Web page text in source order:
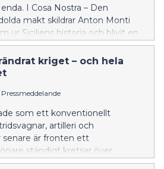
I Cosa Nostra – Den
makt skildrar Anton Monti
ur Siciliens historia och blivit en
band till politik och ekonomi.
kriget – och hela
Pressmeddelande
som ett konventionellt
artilleri och
senare är fronten ett
ständigt kretsar över
rör sig obemärkt.